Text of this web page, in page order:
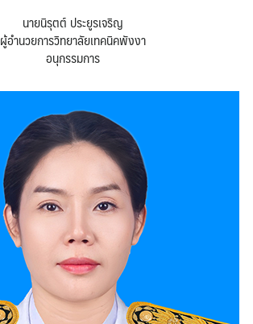
นายนิรุตต์ ประยูรเจริญ
ผู้อำนวยการวิทยาลัยเทคนิคพังงา
อนุกรรมการ